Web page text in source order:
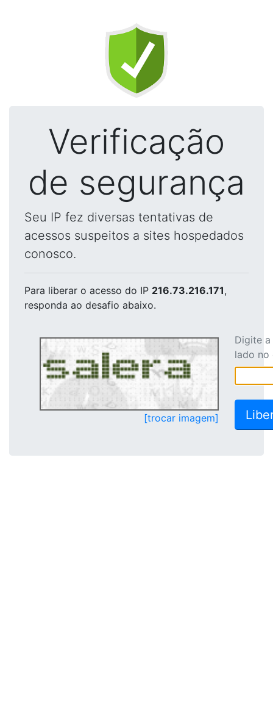
Verificação
de segurança
Seu IP fez diversas tentativas de
acessos suspeitos a sites hospedados
conosco.
Para liberar o acesso do IP 216.73.216.171,
responda ao desafio abaixo.
[trocar imagem]
Digite
lado no